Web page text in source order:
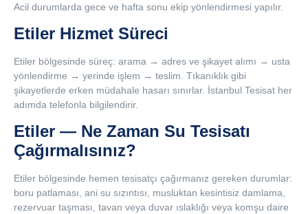
Acil durumlarda gece ve hafta sonu ekip yönlendirmesi yapılır.
Etiler Hizmet Süreci
Etiler bölgesinde süreç: arama → adres ve şikayet alımı → usta
yönlendirme → yerinde işlem → teslim. Tıkanıklık gibi
şikayetlerde erken müdahale hasarı sınırlar. İstanbul Tesisat her
adımda telefonla bilgilendirir.
Etiler — Ne Zaman Su Tesisatı
Çağırmalısınız?
Etiler bölgesinde hemen tesisatçı çağırmanız gereken durumlar:
boru patlaması, ani su sızıntısı, musluktan kesintisiz damlama,
rezervuar taşması, tavan veya duvar ıslaklığı veya komşu daire